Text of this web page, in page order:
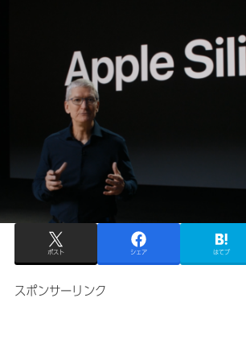
ポスト シェア はてブ
スポンサーリンク